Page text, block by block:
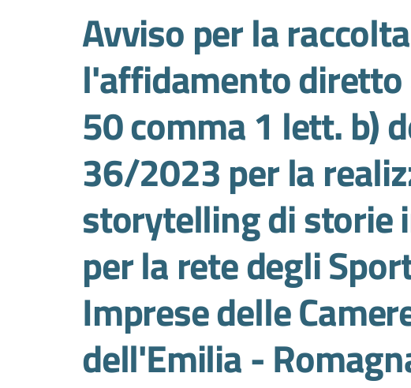
Avviso per la
l'affidamento diretto
50 comma 1 lett. b)
36/2023 per la
storytelling di storie
per la rete degli
Imprese delle
dell'Emilia -